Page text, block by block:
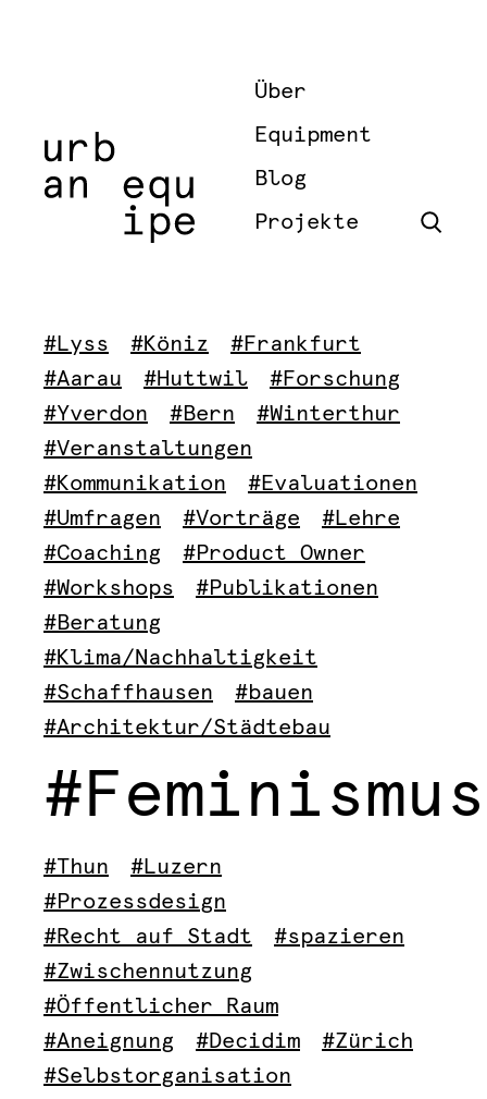
Über
Equipment
Blog
Projekte
#Lyss #Köniz
#Frankfurt
#Aarau
#Huttwil
#Forschung
#Yverdon
#Bern
#Winterthur
#Veranstaltungen
#Kommunikation
#Evaluationen
#Umfragen
#Vorträge
#Lehre
#Coaching
#Product Owner
#Workshops
#Publikationen
#Beratung
#Klima/Nachhaltigkeit
#Schaffhausen
#bauen
#Architektur/Städtebau
#Feminismus
#Thun
#Luzern
#Prozessdesign
#Recht auf Stadt
#spazieren
#Zwischennutzung
#Öffentlicher Raum
#Aneignung
#Decidim
#Zürich
#Selbstorganisation